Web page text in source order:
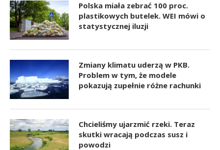
Polska miała zebrać 100 proc.
plastikowych butelek. WEI mówi o
statystycznej iluzji
Zmiany klimatu uderzą w PKB.
Problem w tym, że modele
pokazują zupełnie różne rachunki
Chcieliśmy ujarzmić rzeki. Teraz
skutki wracają podczas susz i
powodzi